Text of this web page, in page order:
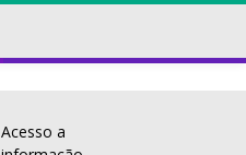
Acesso a